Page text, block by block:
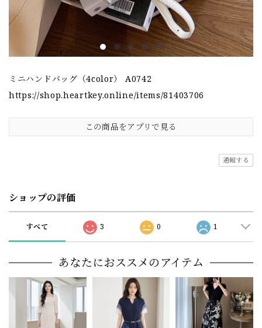
ミニハンドバッグ（4color） A0742
https://shop.heartkey.online/items/81403706
この商品をアプリで見る
通報する
ショップの評価
すべて 3 0 1
あなたにおススメのアイテム